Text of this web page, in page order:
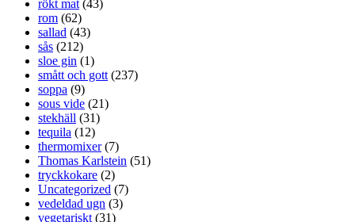
rökt mat (43)
rom (62)
sallad (43)
sås (212)
sloe gin (1)
smått och gott (237)
soppa (9)
sous vide (21)
stekhäll (31)
tequila (12)
thermomixer(7)
Thomas Karlstein (51)
tryckkokare (2)
Uncategorized (7)
vedeldad ugn (3)
vegetariskt (31)